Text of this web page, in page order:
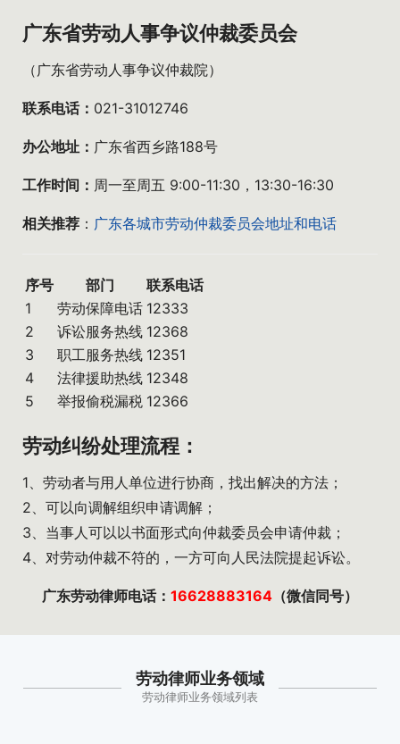
广东省劳动人事争议仲裁委员会
（广东省劳动人事争议仲裁院）
联系电话： 021-31012746
办公地址： 广东省西乡路188号
工作时间： 周一至周五 9:00-11:30，13:30-16:30
相关推荐 ： 广东各城市劳动仲裁委员会地址和电话
序号 部门
联系电话
1
劳动保障电话 12333
2
诉讼服务热线 12368
3
职工服务热线 12351
4
法律援助热线 12348
5
举报偷税漏税 12366
劳动纠纷处理流程：
1、劳动者与用人单位进行协商，找出解决的方法；
2、可以向调解组织申请调解；
3、当事人可以以书面形式向仲裁委员会申请仲裁；
4、对劳动仲裁不符的，一方可向人民法院提起诉讼。
广东劳动律师电话： 16628883164 （微信同号）
劳动律师业务领域
劳动律师业务领域列表